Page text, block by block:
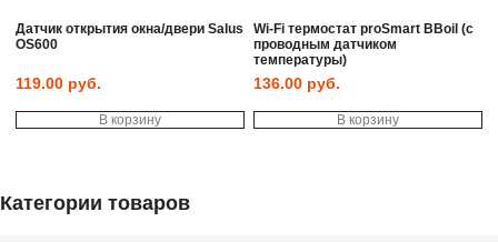
Датчик открытия окна/двери Salus
OS600
119.00 руб.
В корзину
Wi-Fi термостат proSmart BBoil (с
проводным датчиком
температуры)
136.00 руб.
В корзину
Категории товаров